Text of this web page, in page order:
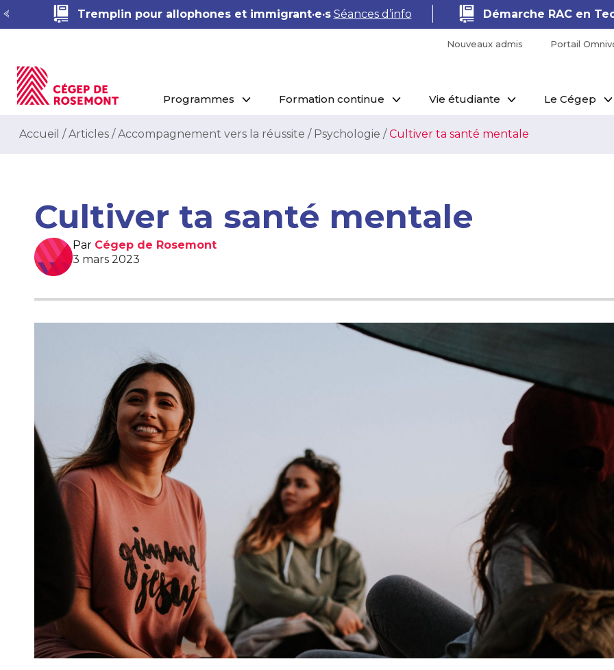
Démarche RAC en Techniques de pharmacie Séances d’information Shopify ·
Nouveaux admis Portail
Programmes Formation continue Vie étudiante Le Cégep
Accueil /Articles /Accompagnement vers la réussite / Psychologie /Cultiver ta santé mentale
Cultiver ta santé mentale
Par Cégep de Rosemont
3 mars 2023